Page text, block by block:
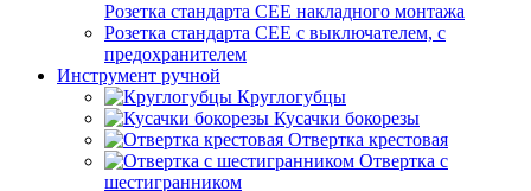
Розетка стандарта СЕЕ накладного монтажа
Розетка стандарта СЕЕ с выключателем, с
предохранителем
Инструмент ручной
Круглогубцы
Кусачки бокорезы
Отвертка крестовая
Отвертка с
шестигранником